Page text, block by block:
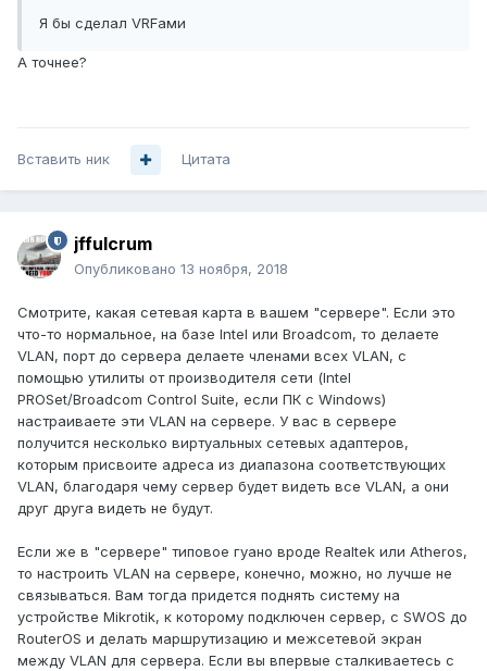
Я бы сделал VRFами
А точнее?
Вставить ник Цитата
jffulcrum
Опубликовано 13 ноября, 2018
Смотрите, какая сетевая карта в вашем "сервере". Если это
что-то нормальное, на базе Intel или Broadcom, то делаете
VLAN, порт до сервера делаете членами всех VLAN, с
помощью утилиты от производителя сети (Intel
PROSet/Broadcom Control Suite, если ПК с Windows)
настраиваете эти VLAN на сервере. У вас в сервере
получится несколько виртуальных сетевых адаптеров,
которым присвоите адреса из диапазона соответствующих
VLAN, благодаря чему сервер будет видеть все VLAN, а они
друг друга видеть не будут.
Если же в "сервере" типовое гуано вроде Realtek или Atheros,
то настроить VLAN на сервере, конечно, можно, но лучше не
связываться. Вам тогда придется поднять систему на
устройстве Mikrotik, к которому подключен сервер, с SWOS до
RouterOS и делать маршрутизацию и межсетевой экран
между VLAN для сервера. Если вы впервые сталкиваетесь с